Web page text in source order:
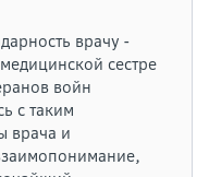
врачу -
сестре
войн
с таким
врача и